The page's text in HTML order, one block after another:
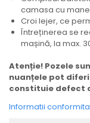
camasa cu
Croi lejer, ce
Întreținerea se
mașină, la max.
Atenție! Pozele
nuanțele pot
constituie defect
Informatii